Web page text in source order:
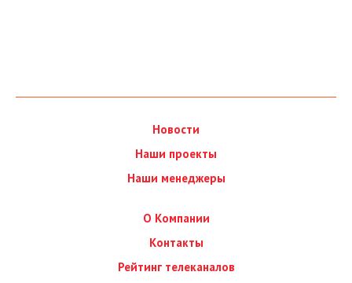
Новости
Наши проекты
Наши менеджеры
О Компании
Контакты
Рейтинг телеканалов